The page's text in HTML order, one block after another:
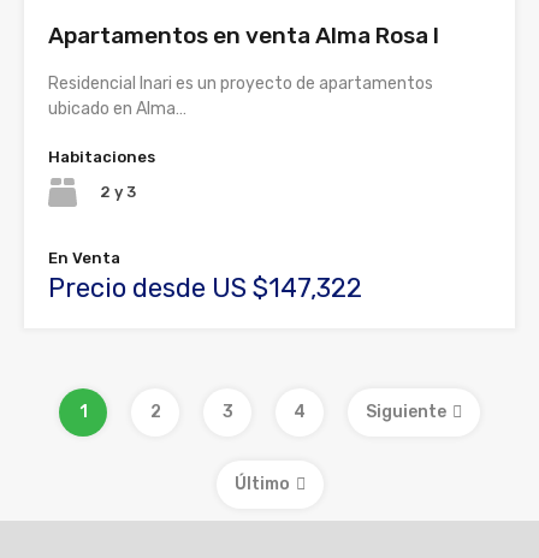
Apartamentos en venta Alma Rosa I
Residencial Inari es un proyecto de apartamentos
ubicado en Alma…
Habitaciones
2 y 3
En Venta
Precio desde US $147,322
1 2 3 4 Siguiente
Último